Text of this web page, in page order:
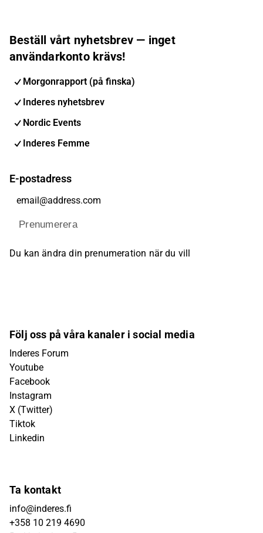
Beställ vårt nyhetsbrev — inget
användarkonto krävs!
Morgonrapport (på finska)
Inderes nyhetsbrev
Nordic Events
Inderes Femme
E-postadress
Prenumerera
Du kan ändra din prenumeration när du vill
Följ oss på våra kanaler i social media
Inderes Forum
Youtube
Facebook
Instagram
X (Twitter)
Tiktok
Linkedin
Ta kontakt
info@inderes.fi
+358 10 219 4690